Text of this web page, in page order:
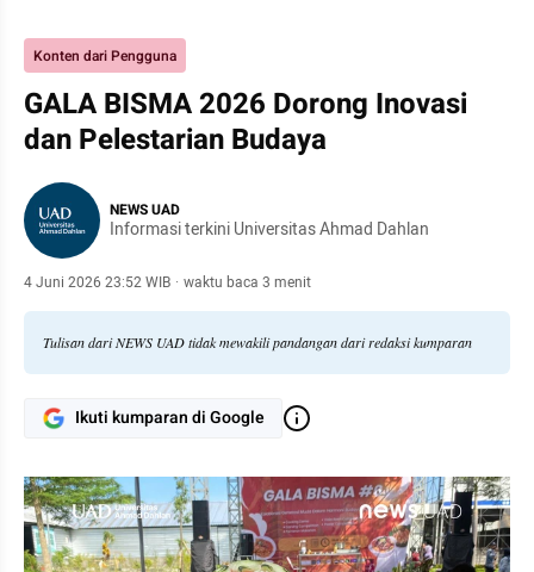
Konten dari Pengguna
GALA BISMA 2026 Dorong Inovasi
dan Pelestarian Budaya
NEWS UAD
Informasi terkini Universitas Ahmad Dahlan
4 Juni 2026 23:52 WIB · waktu baca 3 menit
Tulisan dari NEWS UAD tidak mewakili pandangan dari redaksi kumparan
Ikuti kumparan di Google